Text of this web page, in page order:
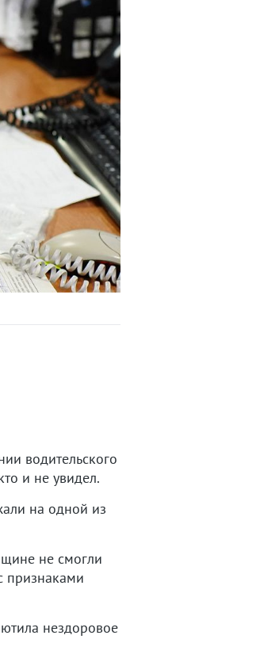
водительского
и не увидел.
на одной из
не смогли
признаками
нездоровое